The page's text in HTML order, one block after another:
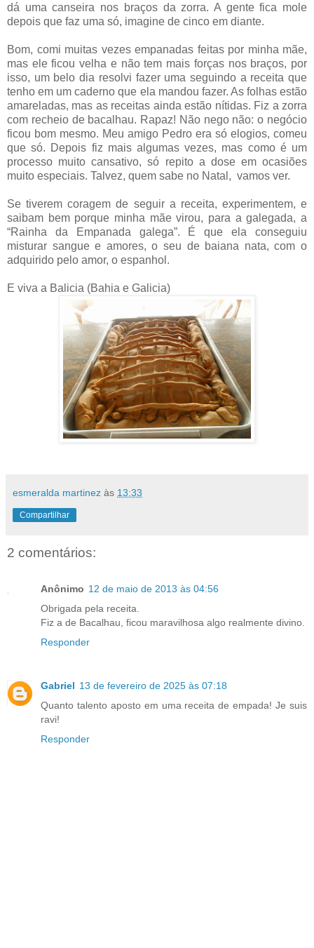
dá uma canseira nos braços da zorra. A gente fica mole
depois que faz uma só, imagine de cinco em diante.
Bom, comi muitas vezes empanadas feitas por minha mãe,
mas ele ficou velha e não tem mais forças nos braços, por
isso, um belo dia resolvi fazer uma seguindo a receita que
tenho em um caderno que ela mandou fazer. As folhas estão
amareladas, mas as receitas ainda estão nítidas. Fiz a zorra
com recheio de bacalhau. Rapaz! Não nego não: o negócio
ficou bom mesmo. Meu amigo Pedro era só elogios, comeu
que só. Depois fiz mais algumas vezes, mas como é um
processo muito cansativo, só repito a dose em ocasiões
muito especiais. Talvez, quem sabe no Natal, vamos ver.
Se tiverem coragem de seguir a receita, experimentem, e
saibam bem porque minha mãe virou, para a galegada, a
“Rainha da Empanada galega”. É que ela conseguiu
misturar sangue e amores, o seu de baiana nata, com o
adquirido pelo amor, o espanhol.
E viva a Balicia (Bahia e Galicia)
esmeralda martinez às 13:33
Compartilhar
2 comentários:
Anônimo 12 de maio de 2013 às 04:56
Obrigada pela receita.
Fiz a de Bacalhau, ficou maravilhosa algo realmente divino.
Responder
Gabriel 13 de fevereiro de 2025 às 07:18
Quanto talento aposto em uma receita de empada! Je suis
ravi!
Responder